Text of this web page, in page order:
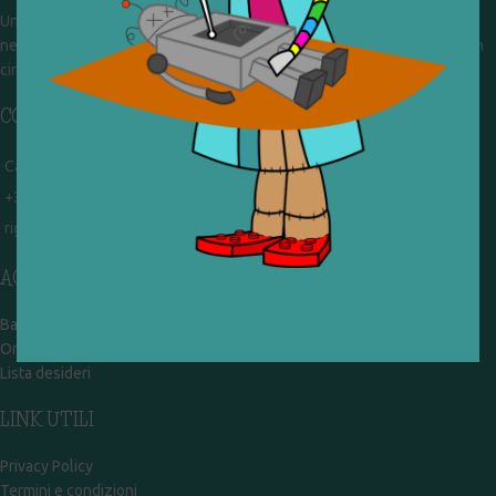
Un gruppo di volontari che sognano di diventare un centro del riuso e
nel frattempo ricevono in dono giocattoli, li riparano e li reimmettono in
circolazione. Operiamo per un'economia civile, circolare e sostenibile.
CONTATTI
Campobasso - via Garibaldi 51
+39 328 767 9587
rigiocattolocb@gmail.com
ACCOUNT
Bacheca
Ordini
Lista desideri
LINK UTILI
Privacy Policy
Termini e condizioni